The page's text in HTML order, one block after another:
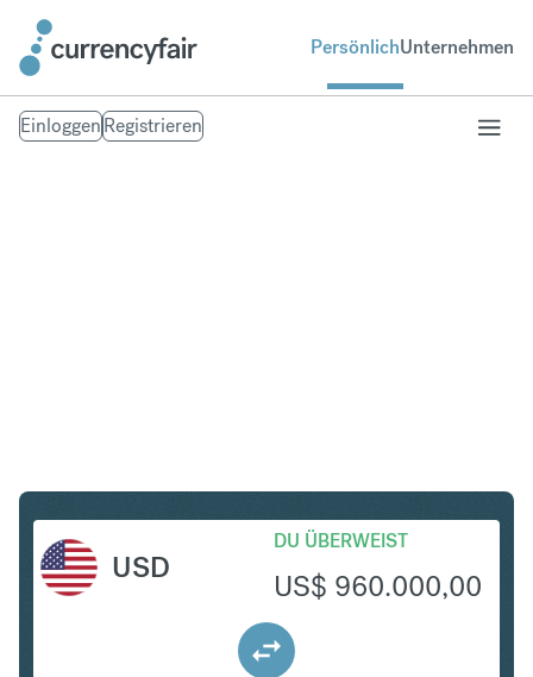
PersönlichUnternehmen
EinloggenRegistrieren
USD
DU ÜBERWEIST
US$ 960.000,00